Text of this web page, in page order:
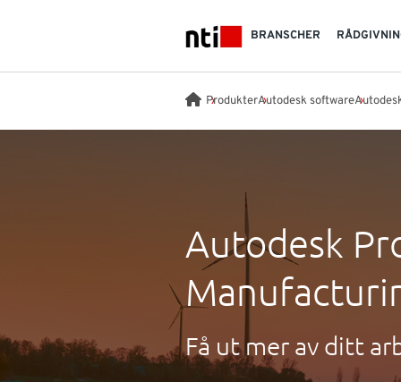
NTI logo
BRANSCHER
ProdukterAutodesk software
Autodesk
Få ut mer av ditt